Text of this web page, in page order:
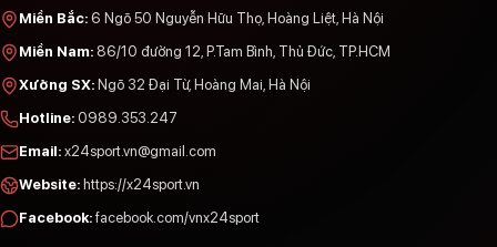
Miền Bắc: 6 Ngõ 50 Nguyễn Hữu Thọ, Hoàng Liệt, Hà Nội
Miền Nam: 86/10 đường 12, P.Tam Bình, Thủ Đức, TP.HCM
Xưởng SX: Ngõ 32 Đại Từ, Hoàng Mai, Hà Nội
Hotline: 0989.353.247
Email: x24sport.vn@gmail.com
Website: https://x24sport.vn
Facebook: facebook.com/vnx24sport